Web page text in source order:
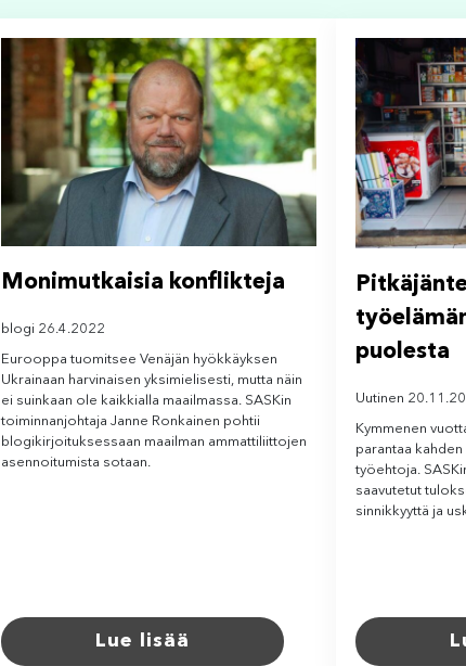
Monimutkaisia konflikteja
blogi 26.4.2022
Eurooppa tuomitsee Venäjän hyökkäyksen
Ukrainaan harvinaisen yksimielisesti, mutta näin
ei suinkaan ole kaikkialla maailmassa. SASKin
toiminnanjohtaja Janne Ronkainen pohtii
blogikirjoituksessaan maailman ammattiliittojen
asennoitumista sotaan.
Lue lisää
puolesta
Uutinen
Kymmenen
parantaa
työehtoja.
saavutetut
sinnikkyyttä ja